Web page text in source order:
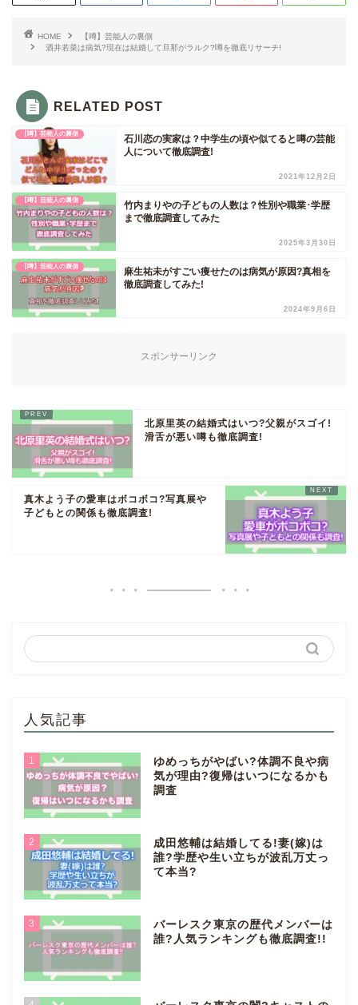
HOME
【噂】芸能人の裏側
酒井若菜は病気?現在は結婚して旦那がラルク?噂を徹底リサーチ!
RELATED POST
【噂】芸能人の裏側
石川恋の実家は？中学生の頃や似てると噂の芸能
人について徹底調査!
2021年12月2日
【噂】芸能人の裏側
竹内まりやの子どもの人数は？性別や職業･学歴
まで徹底調査してみた
2025年3月30日
【噂】芸能人の裏側
麻生祐未がすごい痩せたのは病気が原因?真相を
徹底調査してみた!
2024年9月6日
スポンサーリンク
北原里英の結婚式はいつ?父親がスゴイ!
滑舌が悪い噂も徹底調査!
真木よう子の愛車はボコボコ?写真展や
子どもとの関係も徹底調査!
人気記事
1
ゆめっちがやばい?体調不良や病
気が理由?復帰はいつになるかも
調査
2
成田悠輔は結婚してる!妻(嫁)は
誰?学歴や生い立ちが波乱万丈っ
て本当?
3
バーレスク東京の歴代メンバーは
誰?人気ランキングも徹底調査!!